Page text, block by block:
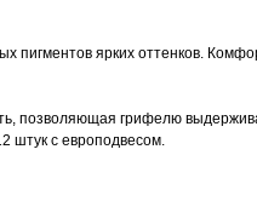
пигментов ярких оттенков.
позволяющая грифелю
штук с европодвесом.